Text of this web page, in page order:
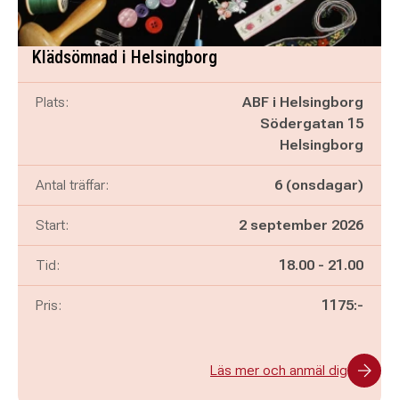
Klädsömnad i Helsingborg
Plats:
ABF i Helsingborg
Södergatan 15
Helsingborg
Antal träffar: 6 (onsdagar)
Start: 2 september 2026
Tid: Pågår mellan
18.00 - och
21.00
Pris: 1175:-
Läs mer och anmäl dig